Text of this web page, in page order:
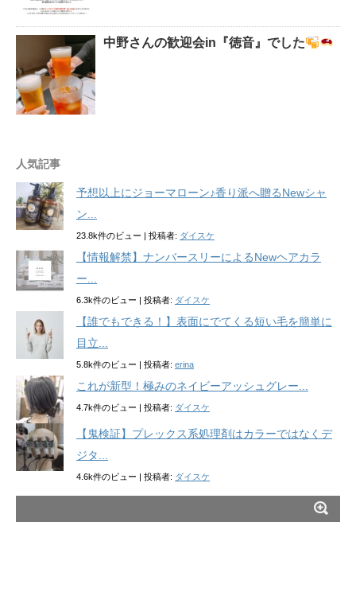
中野さんの歓迎会in『徳音』でした
人気記事
予想以上にジョーマローン♪香り派へ贈るNewシャ
ン...
23.8k件のビュー 投稿者: ダイスケ
【情報解禁】ナンバースリーによるNewヘアカラ
ー...
6.3k件のビュー 投稿者: ダイスケ
【誰でもできる！】表面にでてくる短い毛を簡単に
目立...
5.8k件のビュー 投稿者: erina
これが新型！極みのネイビーアッシュグレー...
4.7k件のビュー 投稿者: ダイスケ
【鬼検証】プレックス系処理剤はカラーではなくデ
ジタ...
4.6k件のビュー 投稿者: ダイスケ